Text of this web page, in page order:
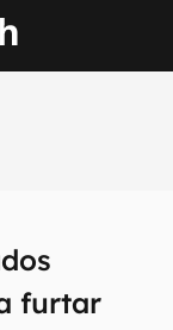
furtar
primeira